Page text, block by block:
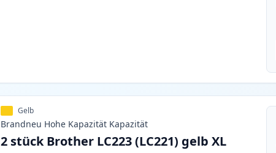
Gelb
Brandneu Hohe Kapazität Kapazität
2 stück Brother LC223 (LC221) gelb XL